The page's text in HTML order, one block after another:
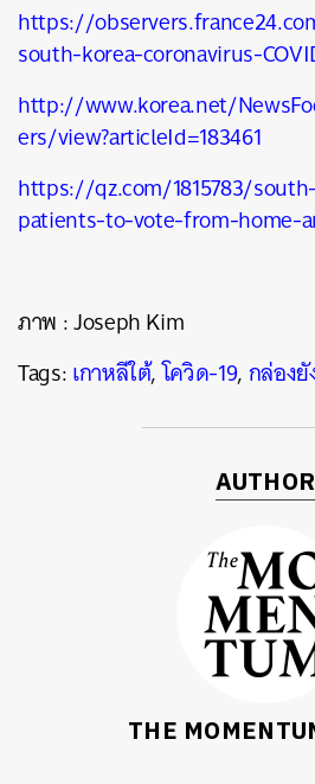
https://
south-korea-coronavirus-
http://www.korea.net/
ers/view?articleId=183461
https://qz.com/1815783/
patients-to-vote-from-home-
ภาพ : Joseph Kim
Tags:เกาหลีใต้,โควิด-19,กล่อง
AUTHOR
THE